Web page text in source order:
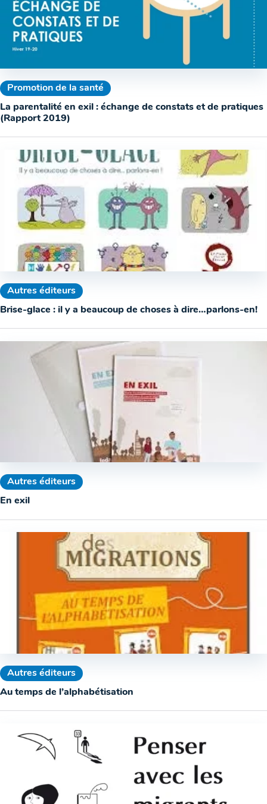
Promotion de la santé
La parentalité en exil : échange de constats et de pratiques
(Rapport 2019)
Autres éditeurs
Brise-glace : il y a beaucoup de choses à dire…parlons-en!
Autres éditeurs
En exil
Autres éditeurs
Au temps de l’alphabétisation